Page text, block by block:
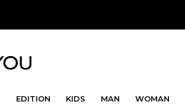
EDITION KIDS MAN WOMAN